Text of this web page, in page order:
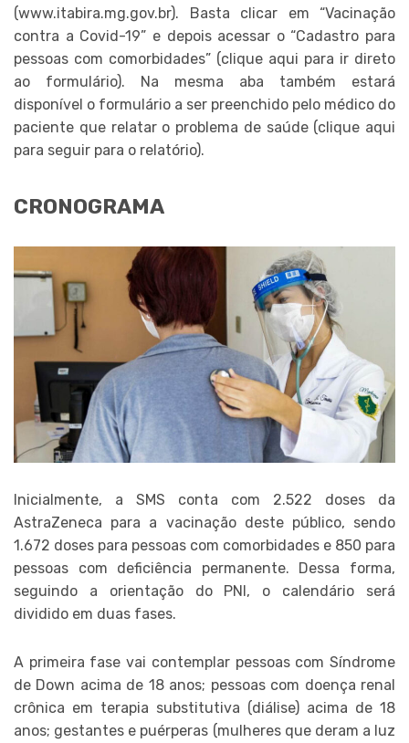
(www.itabira.mg.gov.br). Basta clicar em “Vacinação
contra a Covid-19” e depois acessar o “Cadastro para
pessoas com comorbidades” (clique aqui para ir direto
ao formulário). Na mesma aba também estará
disponível o formulário a ser preenchido pelo médico do
paciente que relatar o problema de saúde (clique aqui
para seguir para o relatório).
CRONOGRAMA
Inicialmente, a SMS conta com 2.522 doses da
AstraZeneca para a vacinação deste público, sendo
1.672 doses para pessoas com comorbidades e 850 para
pessoas com deficiência permanente. Dessa forma,
seguindo a orientação do PNI, o calendário será
dividido em duas fases.
A primeira fase vai contemplar pessoas com Síndrome
de Down acima de 18 anos; pessoas com doença renal
crônica em terapia substitutiva (diálise) acima de 18
anos; gestantes e puérperas (mulheres que deram a luz